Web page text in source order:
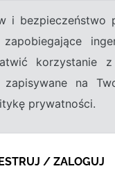
bezpieczeństwo
korzystanie
na
prywatności.
/ ZALOGUJ